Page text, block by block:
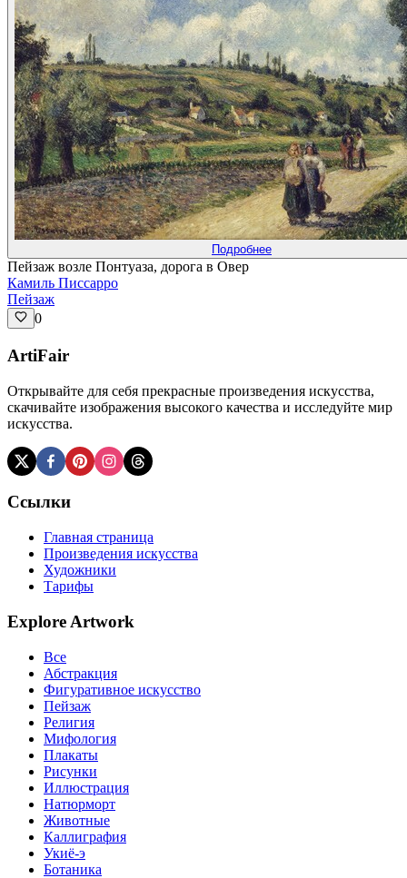
Подробнее
Пейзаж возле Понтуаза, дорога в Овер
Камиль Писсарро
Пейзаж
0
ArtiFair
Открывайте для себя прекрасные произведения искусства,
скачивайте изображения высокого качества и исследуйте мир
искусства.
Ссылки
Главная страница
Произведения искусства
Художники
Тарифы
Explore Artwork
Все
Абстракция
Фигуративное искусство
Пейзаж
Религия
Мифология
Плакаты
Рисунки
Иллюстрация
Натюрморт
Животные
Каллиграфия
Укиё-э
Ботаника